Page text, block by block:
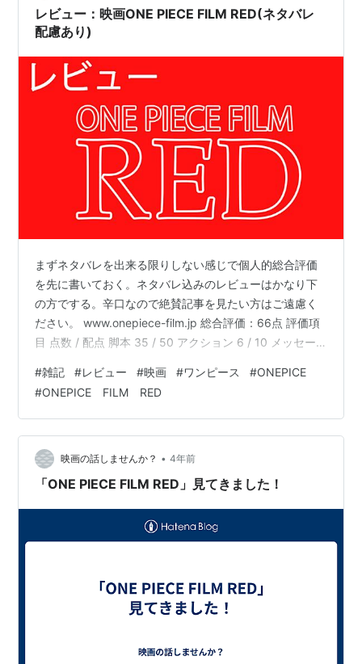
く能力がどんどんなくなってしまうので…
レビュー：映画ONE PIECE FILM RED(ネタバレ
配慮あり)
まずネタバレを出来る限りしない感じで個人的総合評価
を先に書いておく。ネタバレ込みのレビューはかなり下
の方でする。辛口なので絶賛記事を見たい方はご遠慮く
ださい。 www.onepiece-film.jp 総合評価：66点 評価項
目 点数 / 配点 脚本 35 / 50 アクション 6 / 10 メッセー
まず脚本だが正直、深みが無い。１本完結のONE PIECE
の映画にそこまで深みを求めるのは間違っているのは理
解しているが、それにしてもいつも以上に唐突に大きな
事態に巻き込まれていつの間にか終わってい…
#雑記 #レビュー #映画 #ワンピース #ONEPICE
#ONEPICE FILM RED
映画の話しませんか？ • 4年前
「ONE PIECE FILM RED」見てきました！